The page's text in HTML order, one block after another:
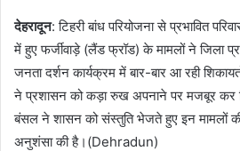
देहरादून: टिहरी बांध परियोजना से प्रभावित
में हुए फर्जीवाड़े (लैंड फ्रॉड) के मामलों ने जिला
जनता दर्शन कार्यक्रम में बार-बार आ रही
ने प्रशासन को कड़ा रुख अपनाने पर मजबूर कर
बंसल ने शासन को संस्तुति भेजते हुए इन मामलों
अनुशंसा की है।(Dehradun)